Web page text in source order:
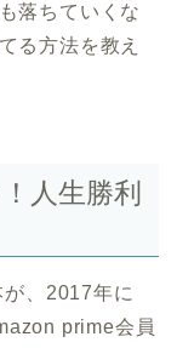
落ちていくな
る方法を教え
人生勝利
、2017年に
prime会員